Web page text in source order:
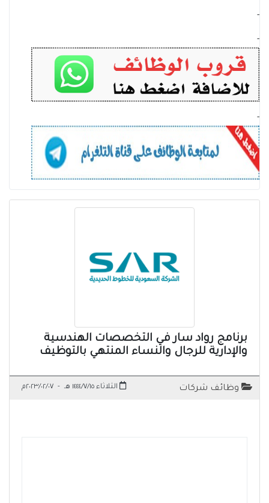
-
-
-
برنامج رواد سار في التخصصات الهندسية
والإدارية للرجال والنساء المنتهي بالتوظيف
وظائف شركات الثلاثاء ١٤٤٤/٧/١٥ هـ - ٢٠٢٣/٠٢/٠٧م